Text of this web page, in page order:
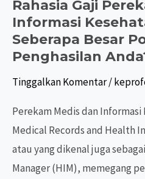
Rahasia Gaji
Informasi
Seberapa Besar
Penghasilan
Tinggalkan Komentar/
Perekam Medis dan Informasi
Medical Records and Health
atau yang dikenal juga
Manager (HIM), memegang